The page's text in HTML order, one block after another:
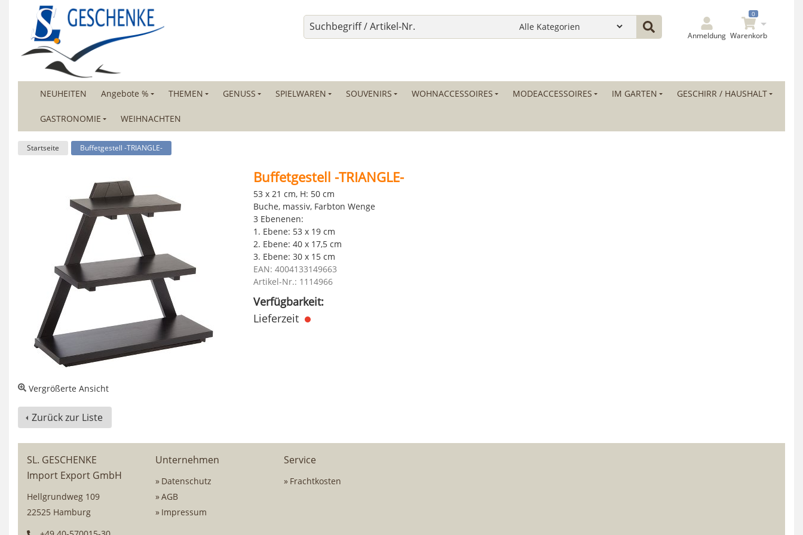
Anmeldung
0
Warenkorb
NEUHEITEN Angebote % THEMEN GENUSS SPIELWAREN SOUVENIRS WOHNACCESSOIRES MODEACCESSOIRES IM GARTEN GESCHIRR / HAUSHALT
GASTRONOMIE WEIHNACHTEN
Startseite Buffetgestell -TRIANGLE-
Vergrößerte Ansicht
Buffetgestell -TRIANGLE-
53 x 21 cm, H: 50 cm
Buche, massiv, Farbton Wenge
3 Ebenenen:
1. Ebene: 53 x 19 cm
2. Ebene: 40 x 17,5 cm
3. Ebene: 30 x 15 cm
EAN: 4004133149663
Artikel-Nr.: 1114966
Verfügbarkeit:
Lieferzeit
Zurück zur Liste
SL. GESCHENKE
Import Export GmbH
Hellgrundweg 109
22525 Hamburg
Unternehmen
Datenschutz
AGB
Impressum
Service
Frachtkosten